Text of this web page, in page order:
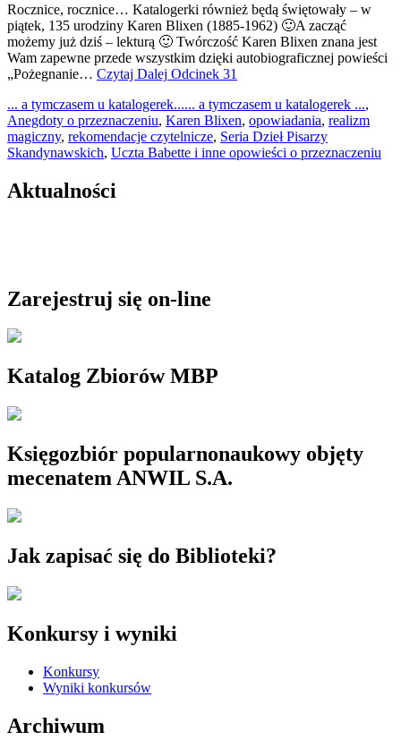
Rocznice, rocznice… Katalogerki również będą świętowały – w
piątek, 135 urodziny Karen Blixen (1885-1962) 🙂A zacząć
możemy już dziś – lekturą 🙂 Twórczość Karen Blixen znana jest
Wam zapewne przede wszystkim dzięki autobiograficznej powieści
„Pożegnanie… Czytaj Dalej Odcinek 31
... a tymczasem u katalogerek...... a tymczasem u katalogerek ...,
Anegdoty o przeznaczeniu, Karen Blixen, opowiadania, realizm
magiczny, rekomendacje czytelnicze, Seria Dzieł Pisarzy
Skandynawskich, Uczta Babette i inne opowieści o przeznaczeniu
Aktualności
Zarejestruj się on-line
Katalog Zbiorów MBP
Księgozbiór popularnonaukowy objęty
mecenatem ANWIL S.A.
Jak zapisać się do Biblioteki?
Konkursy i wyniki
Konkursy
Wyniki konkursów
Archiwum